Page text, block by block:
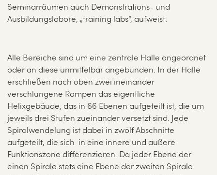
Seminarräumen auch Demonstrations- und
Ausbildungslabore, „training labs“, aufweist.
Alle Bereiche sind um eine zentrale Halle angeordnet
oder an diese unmittelbar angebunden. In der Halle
erschließen nach oben zwei ineinander
verschlungene Rampen das eigentliche
Helixgebäude, das in 66 Ebenen aufgeteilt ist, die um
jeweils drei Stufen zueinander versetzt sind. Jede
Spiralwendelung ist dabei in zwölf Abschnitte
aufgeteilt, die sich in eine innere und äußere
Funktionszone differenzieren. Da jeder Ebene der
einen Spirale stets eine Ebene der zweiten Spirale